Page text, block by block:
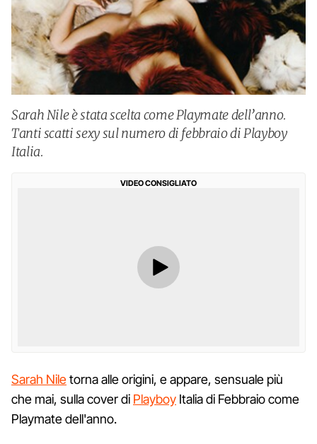
Sarah Nile è stata scelta come Playmate dell’anno.
Tanti scatti sexy sul numero di febbraio di Playboy
Italia.
VIDEO CONSIGLIATO
Sarah Niletorna alle origini, e appare, sensuale più
che mai, sulla cover di Playboy Italia di Febbraio come
Playmate dell'anno.